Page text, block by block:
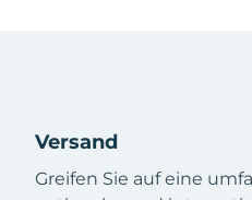
Versand
Greifen Sie auf eine